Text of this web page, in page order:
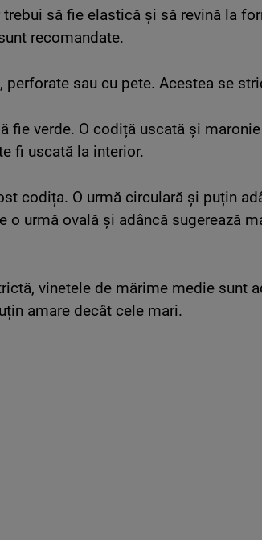
trebui să fie elastică și să revină la
recomandate.
perforate sau cu pete. Acestea se
fie verde. O codiță uscată și
fi uscată la interior.
codița. O urmă circulară și puțin
o urmă ovală și adâncă sugerează
vinetele de mărime medie sunt
amare decât cele mari.